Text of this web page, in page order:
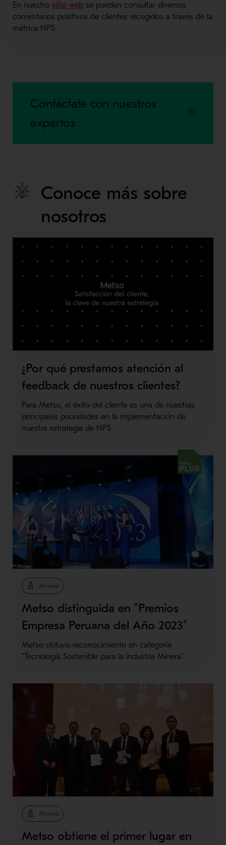
En nuestro sitio webse pueden consultar diversos
comentarios positivos de clientes recogidos a través de la
métrica NPS.
Contáctate con nuestros
expertos
Conoce más sobre
nosotros
¿Por qué prestamos atención al
feedback de nuestros clientes?
Para Metso, el éxito del cliente es una de nuestras
principales prioridades en la implementación de
nuestra estrategia de NPS
Metso Plus
Minería
Metso distinguida en ”Premios
Empresa Peruana del Año 2023”
Metso obtuvo reconocimiento en categoría
”Tecnología Sostenible para la industria Minera”.
Minería
Metso obtiene el primer lugar en